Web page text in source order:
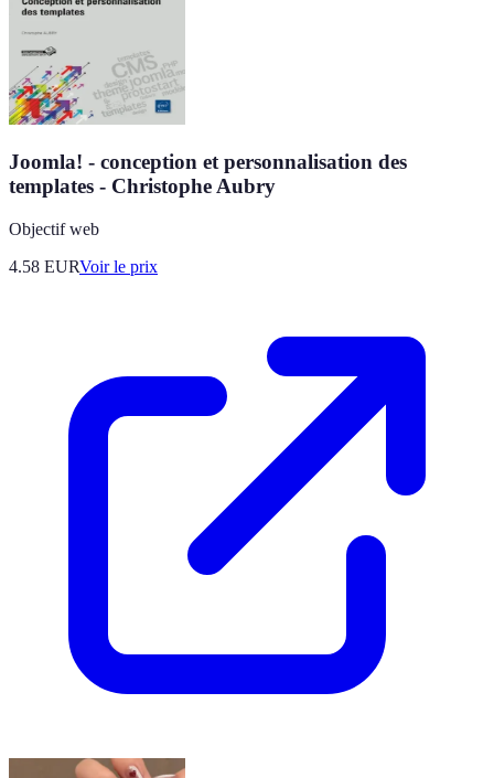
Joomla! - conception et personnalisation des
templates - Christophe Aubry
Objectif web
4.58 EURVoir le prix